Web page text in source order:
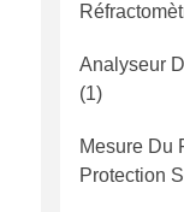
Analyseur
(1)
Mesure Du
Protection